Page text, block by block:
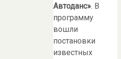
Автоданс». В
программу
вошли
постановки
известных